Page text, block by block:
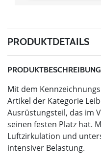
PRODUKTDETAILS
Mit dem
Artikel der Kategorie
Ausrüstungsteil, das im
seinen festen Platz hat.
Luftzirkulation und
intensiver Belastung.